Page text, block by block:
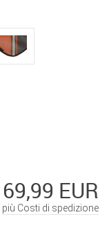
69,99 EUR
più Costi di spedizione